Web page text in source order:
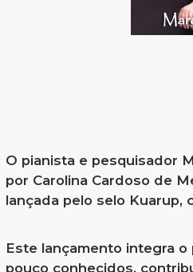
O pianista e pesquisador
por Carolina Cardoso de
lançada pelo selo Kuarup,
Este lançamento integra
pouco conhecidos,